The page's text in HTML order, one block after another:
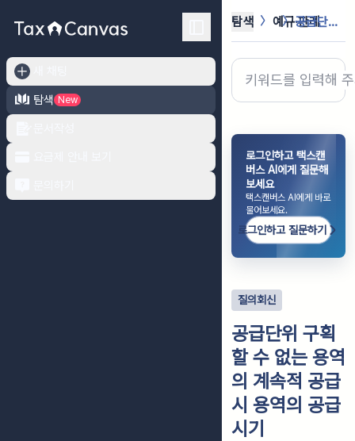
탐색
New
탐색 예규·판례 공급단위 구획할 수 없는 용역의 계속...
로그인하고 택스캔
버스 AI에게 질문해
보세요
택스캔버스 AI에게 바로
물어보세요.
로그인하고 질문하기
질의회신
공급단위 구획
할 수 없는 용역
의 계속적 공급
시 용역의 공급
시기